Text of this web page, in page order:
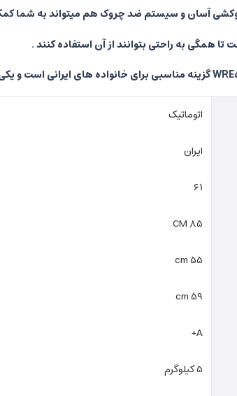
آسان و سیستم ضد چروک هم میتواند به شما
همگی به راحتی بتوانند از آن استفاده کنند .
اتوماتیک
ایران
61
85 CM
55 cm
59 cm
A+
5 کیلوگرم